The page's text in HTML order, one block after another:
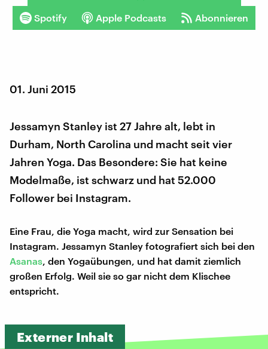
Spotify Apple Podcasts Abonnieren
01. Juni 2015
Jessamyn Stanley ist 27 Jahre alt, lebt in
Durham, North Carolina und macht seit vier
Jahren Yoga. Das Besondere: Sie hat keine
Modelmaße, ist schwarz und hat 52.000
Follower bei Instagram.
Eine Frau, die Yoga macht, wird zur Sensation bei
Instagram. Jessamyn Stanley fotografiert sich bei den
Asanas , den Yogaübungen, und hat damit ziemlich
großen Erfolg. Weil sie so gar nicht dem Klischee
entspricht.
Externer Inhalt